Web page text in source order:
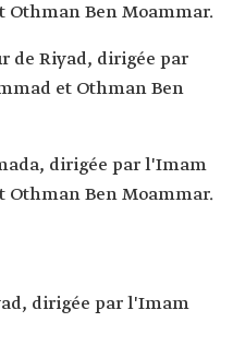
Othman Ben Moammar.
de Riyad, dirigée par
et Othman Ben
dirigée par l'Imam
Othman Ben Moammar.
dirigée par l'Imam